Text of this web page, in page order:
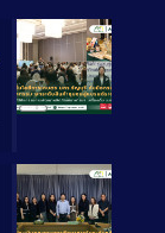
Long